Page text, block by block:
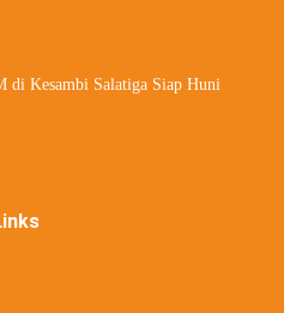
di Kesambi Salatiga Siap Huni